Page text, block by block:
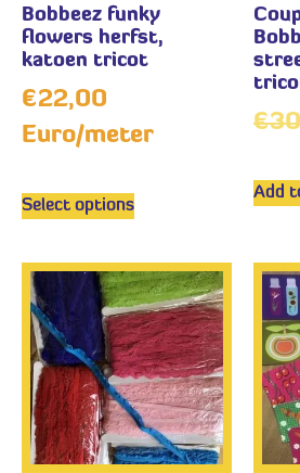
Bobbeez funky
flowers herfst,
katoen tricot
€22,00
Euro/meter
Select options
€
Add